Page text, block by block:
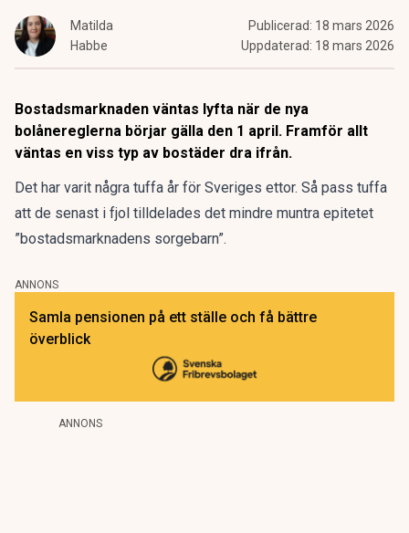
Matilda
Habbe
Publicerad: 18 mars 2026
Uppdaterad: 18 mars 2026
Bostadsmarknaden väntas lyfta när de nya
bolånereglerna börjar gälla den 1 april. Framför allt
väntas en viss typ av bostäder dra ifrån.
Det har varit några tuffa år för Sveriges ettor. Så pass tuffa
att de senast i fjol tilldelades det mindre muntra epitetet
”bostadsmarknadens sorgebarn”.
ANNONS
Samla pensionen på ett ställe och få bättre
överblick
ANNONS